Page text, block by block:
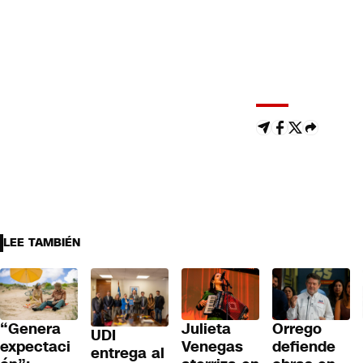
LEE TAMBIÉN
“Genera
expectaci
UDI
entrega al
Julieta
Venegas
Orrego
defiende